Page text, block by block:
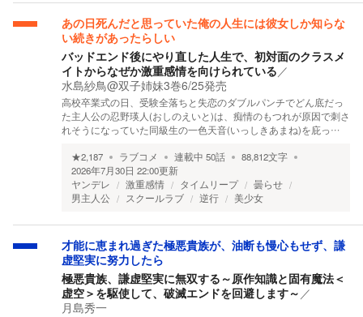
あの日死んだと思っていた俺の人生には彼女しか知らな
い続きがあったらしい
バッドエンド後にやり直した人生で、初対面のクラスメ
イトからなぜか激重感情を向けられている／
水島紗鳥@双子姉妹3巻6/25発売
高校卒業式の日、受験全落ちと失恋のダブルパンチでどん底だっ
た主人公の忍野瑛人(おしのえいと)は、痴情のもつれが原因で刺さ
れそうになっていた同級生の一色天音(いっしきあまね)を庇っ…
★2,187 ラブコメ 連載中 50話 88,812文字
2026年7月30日 22:00更新
ヤンデレ
激重感情 タイムリープ
曇らせ
男主人公
スクールラブ 逆行 美少女
才能に恵まれ過ぎた極悪貴族が、油断も慢心もせず、謙
虚堅実に努力したら
極悪貴族、謙虚堅実に無双する～原作知識と固有魔法＜
虚空＞を駆使して、破滅エンドを回避します～ ／
月島秀一